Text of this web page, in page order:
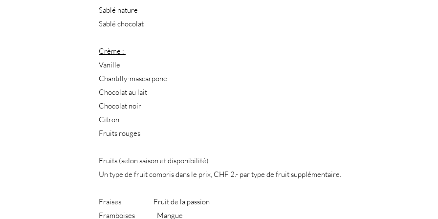
Sablé nature
Sablé chocolat
Crème :
Vanille
Chantilly-mascarpone
Chocolat au lait
Chocolat noir
Citron
Fruits rouges
Fruits (selon saison et disponibilité)
Un type de fruit compris dans le prix, CHF 2.- par type de fruit supplémentaire.
Fraises Fruit de la passion
Framboises Mangue